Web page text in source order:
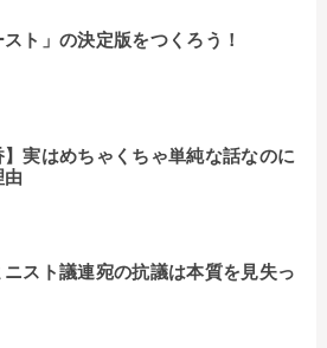
スト」の決定版をつくろう！
】実はめちゃくちゃ単純な話なのに
由
スト議連宛の抗議は本質を見失っ